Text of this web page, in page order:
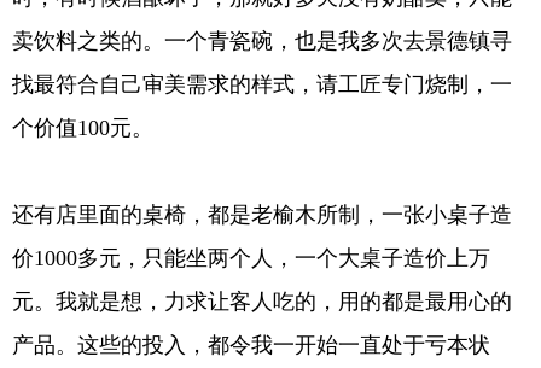
卖饮料之类的。一个青瓷碗，也是我多次去景德镇寻
找最符合自己审美需求的样式，请工匠专门烧制，一
个价值100元。
还有店里面的桌椅，都是老榆木所制，一张小桌子造
价1000多元，只能坐两个人，一个大桌子造价上万
元。我就是想，力求让客人吃的，用的都是最用心的
产品。这些的投入，都令我一开始一直处于亏本状